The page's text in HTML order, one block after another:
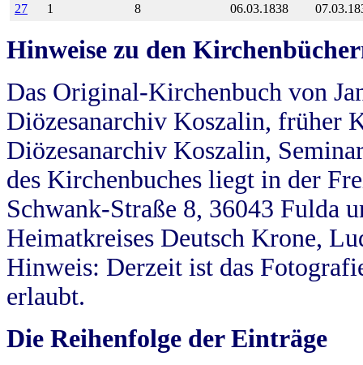
27
1 8 06.03.1838
Hinweise zu den
Das Original-Kirchenbuch von
Diözesanarchiv Koszalin, früher
Diözesanarchiv Koszalin,
des Kirchenbuches liegt in der
Schwank-Straße 8, 36043 Fulda
Heimatkreises Deutsch Krone,
Hinweis: Derzeit ist das
erlaubt.
Die Reihenfolge der Einträge